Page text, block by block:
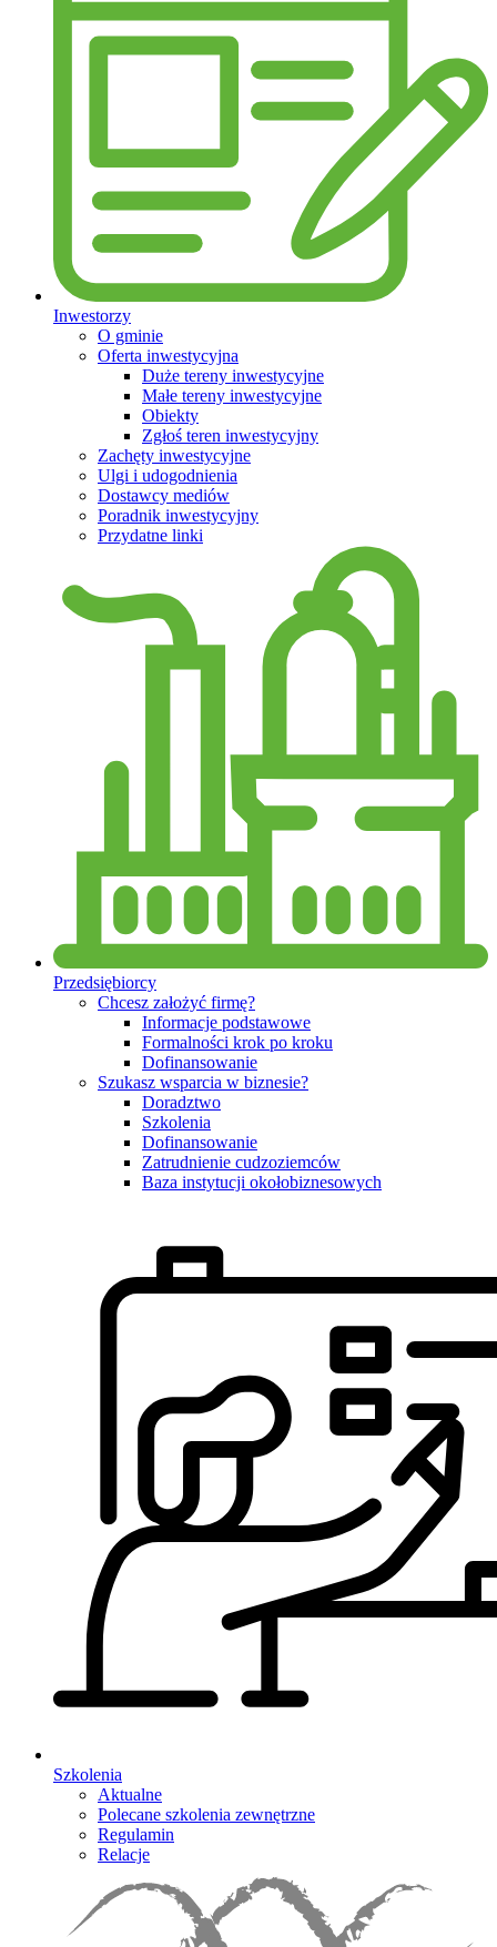
Inwestorzy
O gminie
Oferta inwestycyjna
Duże tereny inwestycyjne
Małe tereny inwestycyjne
Obiekty
Zgłoś teren inwestycyjny
Zachęty inwestycyjne
Ulgi i udogodnienia
Dostawcy mediów
Poradnik inwestycyjny
Przydatne linki
Przedsiębiorcy
Chcesz założyć firmę?
Informacje podstawowe
Formalności krok po kroku
Dofinansowanie
Szukasz wsparcia w biznesie?
Doradztwo
Szkolenia
Dofinansowanie
Zatrudnienie cudzoziemców
Baza instytucji okołobiznesowych
Szkolenia
Aktualne
Polecane szkolenia zewnętrzne
Regulamin
Relacje